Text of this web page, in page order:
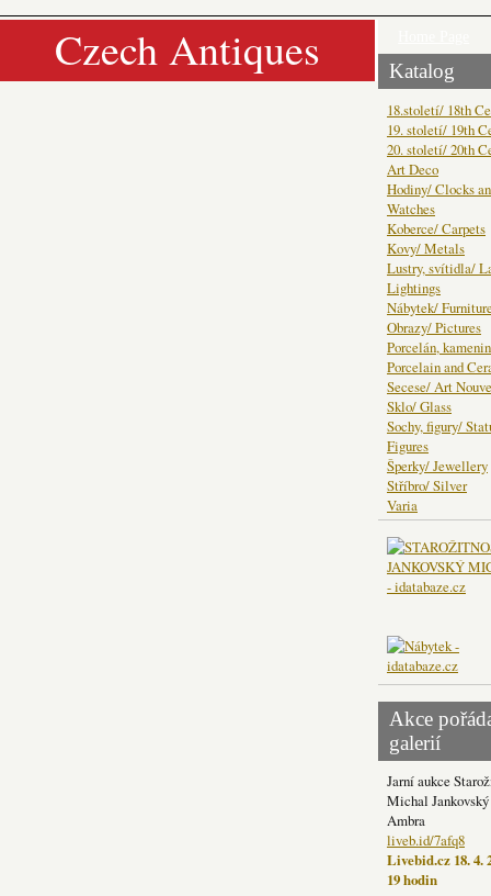
Czech Antiques Katalog
18.století/ 18th
19. století/ 19th
20. století/ 20th
Art Deco
Hodiny/ Clocks
Watches
Koberce/ Carpets
Kovy/ Metals
Lustry, svítidla/
Lightings
Nábytek/
Obrazy/ Pictures
Porcelán,
Porcelain and
Secese/ Art
Sklo/ Glass
Sochy, figury/
Figures
Šperky/ Jewellery
Stříbro/ Silver
Varia
Akce
galerií
Jarní aukce
Michal
Ambra
liveb.id/7afq8
Livebid.cz 18. 4.
19 hodin